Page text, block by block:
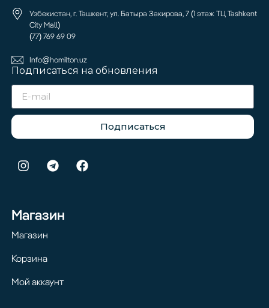
Узбекистан, г. Ташкент, ул. Батыра Закирова, 7 (1 этаж ТЦ Tashkent
City Mall)
(77) 769 69 09
Info@homilton.uz
Подписаться на обновления
Подписаться
Магазин
Магазин
Корзина
Мой аккаунт